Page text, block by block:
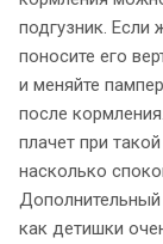
подгузник. Если
поносите его
и меняйте
после
плачет при
насколько
Дополнительный
как детишки